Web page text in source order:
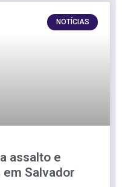
NOTÍCIAS
assalto e
Salvador